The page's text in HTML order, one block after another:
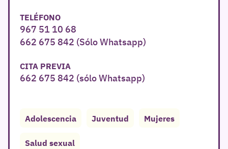
TELÉFONO
967 51 10 68
662 675 842 (Sólo Whatsapp)
CITA PREVIA
662 675 842 (sólo Whatsapp)
Adolescencia Juventud Mujeres
Salud sexual